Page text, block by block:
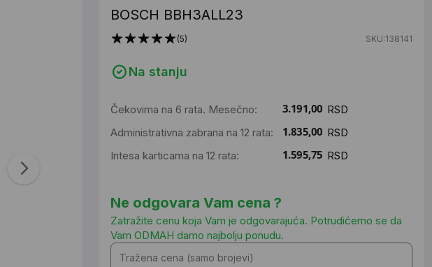
BOSCH BBH3ALL23
(5) SKU:138141
Na stanju
Čekovima na 6 rata. Mesečno:
RSD
Administrativna zabrana na 12 rata:
RSD
Intesa karticama na 12 rata:
RSD
Ne odgovara Vam cena ?
Zatražite cenu koja Vam je odgovarajuća. Potrudićemo se da
Vam ODMAH damo najbolju ponudu.